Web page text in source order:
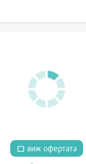
виж офертата